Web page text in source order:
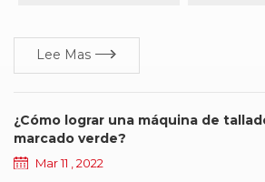
Lee Mas
¿Cómo lograr una máquina de
marcado verde?
Mar 11 , 2022